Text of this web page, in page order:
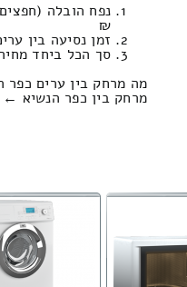
₪
זמן נסיעה בין ערים 42 דקות / מחיר נסיעה 533.28
סך הכל ביחד מחיר
מה מרחק בין ערים כפר
מרחק בין כפר הנשיא ← לפוריה